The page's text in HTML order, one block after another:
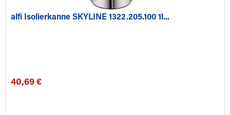
alfi Isolierkanne SKYLINE 1322.205.100 1l...
40,69 €